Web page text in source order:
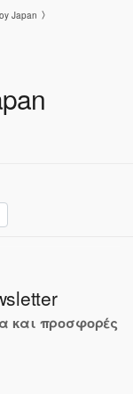
Japan
και προσφορές